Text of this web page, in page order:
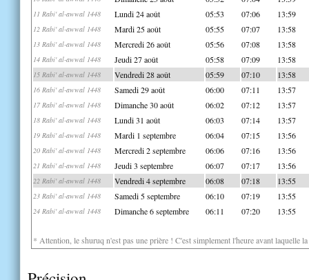
11 Rabi' al-awwal 1448 Lundi 24 août 05:53 07:06 13:59
12 Rabi' al-awwal 1448 Mardi 25 août 05:55 07:07 13:58
13 Rabi' al-awwal 1448 Mercredi 26 août 05:56 07:08 13:58
14 Rabi' al-awwal 1448 Jeudi 27 août 05:58 07:09 13:58
15 Rabi' al-awwal 1448 Vendredi 28 août 05:59 07:10 13:58
16 Rabi' al-awwal 1448 Samedi 29 août 06:00 07:11 13:57
17 Rabi' al-awwal 1448 Dimanche 30 août 06:02 07:12 13:57
18 Rabi' al-awwal 1448 Lundi 31 août 06:03 07:14 13:57
19 Rabi' al-awwal 1448 Mardi 1 septembre 06:04 07:15 13:56
20 Rabi' al-awwal 1448 Mercredi 2 septembre 06:06 07:16 13:56
21 Rabi' al-awwal 1448 Jeudi 3 septembre 06:07 07:17 13:56
22 Rabi' al-awwal 1448 Vendredi 4 septembre 06:08 07:18 13:55
23 Rabi' al-awwal 1448 Samedi 5 septembre 06:10 07:19 13:55
24 Rabi' al-awwal 1448 Dimanche 6 septembre 06:11 07:20 13:55
* Attention, le shuruq n'est pas une prière ! C'est simplement l'heure avant laquelle